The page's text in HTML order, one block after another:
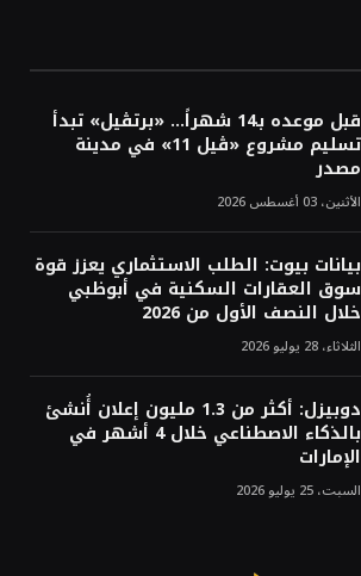
قبل موعده بـ14 شهراً... «برتڤيل» تبدأ
تسليم مشروع «ڤيل 11» في مدينة
مصدر
الأثنين، 03 أغسطس 2026
بيانات بيوت: الطلب الاستثماري يعزز قوة
سوق العقارات السكنية في أبوظبي
خلال النصف الأول من 2026
الثلاثاء، 28 يوليو 2026
دوبيزل: أكثر من 1.3 مليون إعلان أُنشئ
بالذكاء الاصطناعي خلال 4 أشهر في
الإمارات
السبت، 25 يوليو 2026